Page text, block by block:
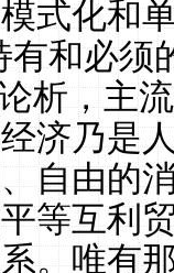
模式化和
有和必须
析，主
济乃是
自由的
等互利
。唯有